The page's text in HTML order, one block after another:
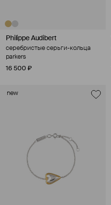
Philippe Audibert
серебристые серьги-кольца
parkers
16 500 ₽
new